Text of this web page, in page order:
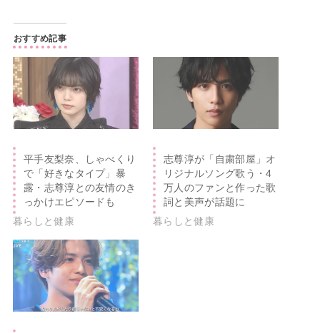
おすすめ記事
平手友梨奈、しゃべくり
で「好きなタイプ」暴
露・志尊淳との友情のき
っかけエピソードも
暮らしと健康
志尊淳が「自粛部屋」オ
リジナルソング歌う・4
万人のファンと作った歌
詞と美声が話題に
暮らしと健康